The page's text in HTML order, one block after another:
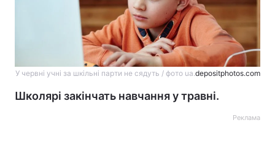
У червні учні за шкільні парти не сядуть / фото ua.depositphotos.com
Школярі закінчать навчання у травні.
Реклама